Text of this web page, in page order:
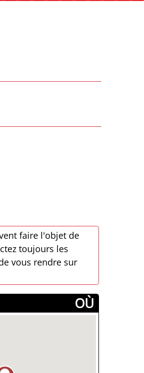
faire l'objet de
toujours les
vous rendre sur
­OÙ